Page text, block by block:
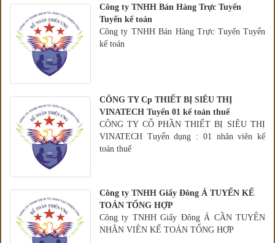
Công ty TNHH Bán Hàng Trực Tuyến
Tuyển kế toán
Công ty TNHH Bán Hàng Trực Tuyến Tuyển
kế toán
CÔNG TY Cp THIẾT BỊ SIÊU THỊ
VINATECH Tuyển 01 kế toán thuế
CÔNG TY CỔ PHẦN THIẾT BỊ SIÊU THỊ
VINATECH Tuyển dụng : 01 nhân viên kế
toán thuế
Công ty TNHH Giấy Đông Á TUYỂN KẾ
TOÁN TỔNG HỢP
Công ty TNHH Giấy Đông Á CẦN TUYỂN
NHÂN VIÊN KẾ TOÁN TỔNG HỢP